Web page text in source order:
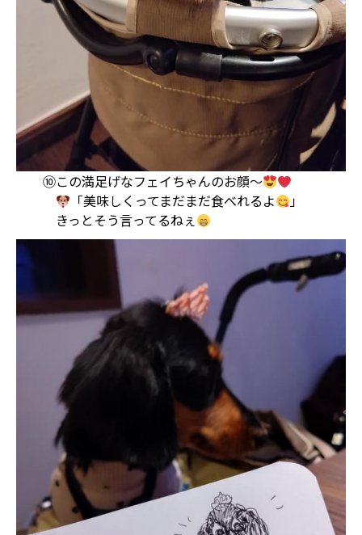
⑩この満足げなフェイちゃんのお顔〜
「美味しくってまだまだ食べれるよ
」
きっとそう言ってるねぇ